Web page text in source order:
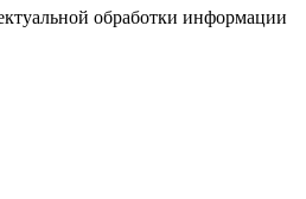
обработки информации